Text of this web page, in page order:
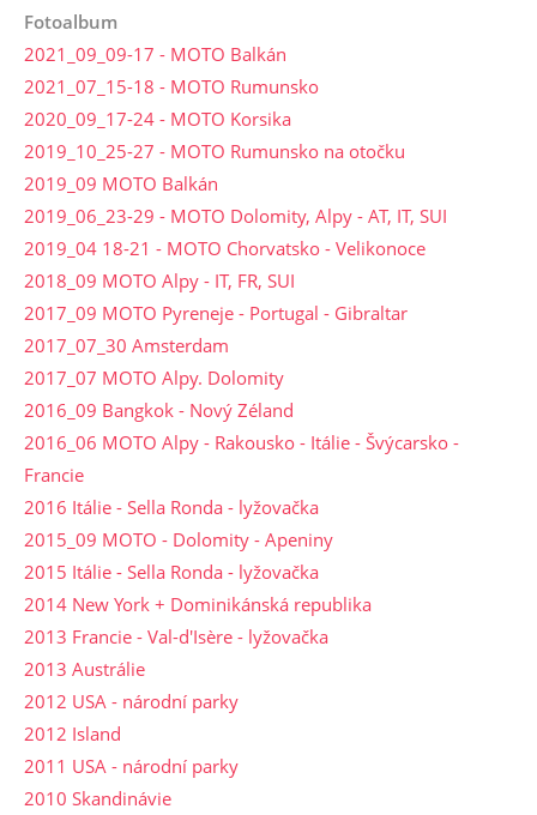
Fotoalbum
2021_09_09-17 - MOTO Balkán
2021_07_15-18 - MOTO Rumunsko
2020_09_17-24 - MOTO Korsika
2019_10_25-27 - MOTO Rumunsko na otočku
2019_09 MOTO Balkán
2019_06_23-29 - MOTO Dolomity, Alpy - AT, IT, SUI
2019_04 18-21 - MOTO Chorvatsko - Velikonoce
2018_09 MOTO Alpy - IT, FR, SUI
2017_09 MOTO Pyreneje - Portugal - Gibraltar
2017_07_30 Amsterdam
2017_07 MOTO Alpy. Dolomity
2016_09 Bangkok - Nový Zéland
2016_06 MOTO Alpy - Rakousko - Itálie - Švýcarsko -
Francie
2016 Itálie - Sella Ronda - lyžovačka
2015_09 MOTO - Dolomity - Apeniny
2015 Itálie - Sella Ronda - lyžovačka
2014 New York + Dominikánská republika
2013 Francie - Val-d'Isère - lyžovačka
2013 Austrálie
2012 USA - národní parky
2012 Island
2011 USA - národní parky
2010 Skandinávie